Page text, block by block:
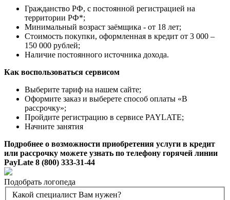
Гражданство РФ, с постоянной регистрацией на
территории РФ*;
Минимальный возраст заёмщика - от 18 лет;
Стоимость покупки, оформленная в кредит от 3 000 –
150 000 рублей;
Наличие постоянного источника дохода.
Как воспользоваться сервисом
Выберите тариф на нашем сайте;
Оформите заказ и выберете способ оплаты «В
рассрочку»;
Пройдите регистрацию в сервисе PAYLATE;
Начните занятия
Подробнее о возможности приобретения услуги в кредит
или рассрочку можете узнать по телефону горячей линии
PayLate 8 (800) 333-31-44
Подобрать логопеда
Какой специалист Вам нужен?